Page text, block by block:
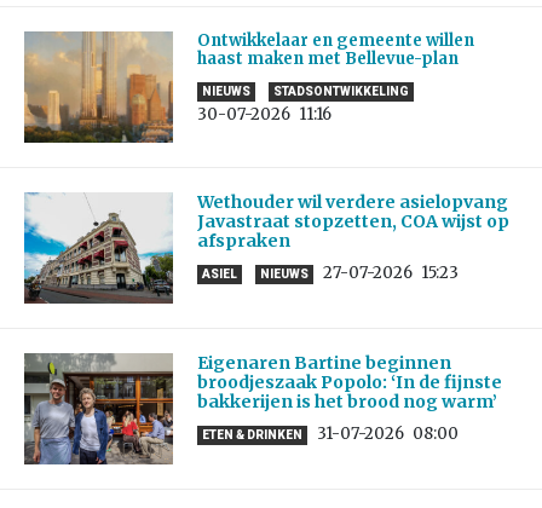
Ontwikkelaar en gemeente willen
haast maken met Bellevue-plan
NIEUWS STADSONTWIKKELING
30-07-2026 11:16
Wethouder wil verdere asielopvang
Javastraat stopzetten, COA wijst op
afspraken
ASIEL NIEUWS 27-07-2026 15:23
Eigenaren Bartine beginnen
broodjeszaak Popolo: ‘In de fijnste
bakkerijen is het brood nog warm’
ETEN & DRINKEN 31-07-2026 08:00